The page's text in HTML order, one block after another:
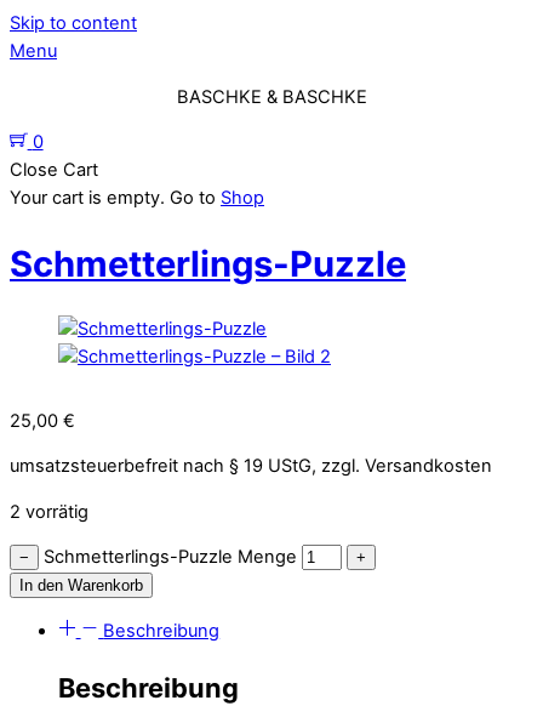
Skip to content
Menu
BASCHKE & BASCHKE
0
Close Cart
Your cart is empty. Go to Shop
Schmetterlings-Puzzle
25,00 €
umsatzsteuerbefreit nach § 19 UStG, zzgl. Versandkosten
2 vorrätig
− Schmetterlings-Puzzle Menge
+
In den Warenkorb
Beschreibung
Beschreibung